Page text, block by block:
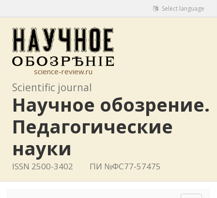
Select language
science-review.ru
Scientific journal
Научное обозрение.
Педагогические
науки
ISSN 2500-3402 ПИ №ФС77-57475